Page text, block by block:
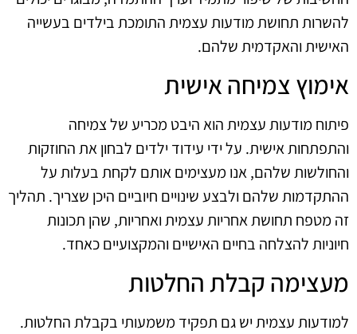
להשרות תחושת מודעות עצמית התומכת בילדים בעשייה
האישית והאקדמית שלהם.
אימוץ צמיחה אישית
פיתוח מודעות עצמית הוא היבט מכריע של צמיחה
והתפתחות אישית. על ידי עידוד ילדים לבחון את החוזקות
והחולשות שלהם, אנו מעצימים אותם לקחת בעלות על
ההתקדמות שלהם ולבצע שינויים חיוביים היכן שצריך. תהליך
זה מטפח תחושת אחריות עצמית ואחריות, שהן תכונות
חיוניות להצלחה בחיים האישיים והמקצועיים כאחד.
מעצימה קבלת החלטות
למודעות עצמית יש גם תפקיד משמעותי בקבלת החלטות.